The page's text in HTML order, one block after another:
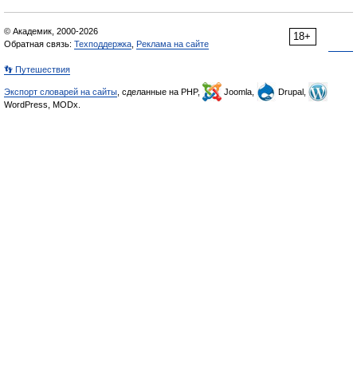
18+
© Академик, 2000-2026
Обратная связь: Техподдержка Реклама на сайте
👣 Путешествия
Экспорт словарей на сайты , сделанные на PHP, Joomla,
Drupal,
WordPress, MODx.